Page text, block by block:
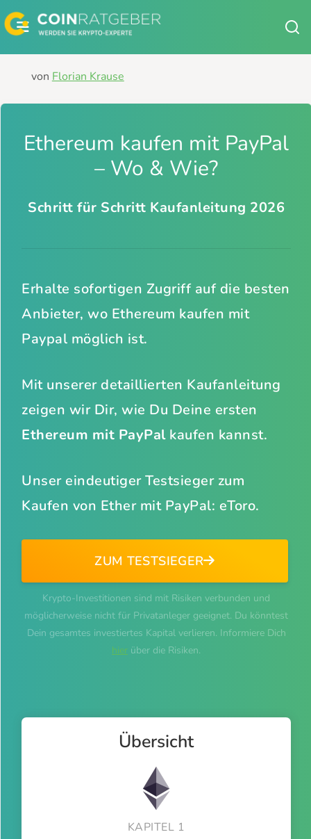
Zum
Inhalt
springen
von Florian Krause
Ethereum kaufen mit PayPal
– Wo & Wie?
Schritt für Schritt Kaufanleitung 2026
Erhalte sofortigen Zugriff auf die besten
Anbieter, wo Ethereum kaufen mit
Paypal möglich ist.
Mit unserer detaillierten Kaufanleitung
zeigen wir Dir, wie Du Deine ersten
Ethereum mit PayPalkaufen kannst.
Unser eindeutiger Testsieger zum
Kaufen von Ether mit PayPal: eToro.
ZUM TESTSIEGER
Krypto-Investitionen sind mit Risiken verbunden und
möglicherweise nicht für Privatanleger geeignet. Du könntest
Dein gesamtes investiertes Kapital verlieren. Informiere Dich
hier über die Risiken.
Übersicht
KAPITEL 1